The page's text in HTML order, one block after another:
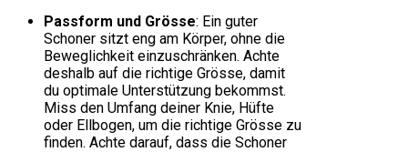
Passform und Grösse: Ein guter
Schoner sitzt eng am Körper, ohne die
Beweglichkeit einzuschränken. Achte
deshalb auf die richtige Grösse, damit
du optimale Unterstützung bekommst.
Miss den Umfang deiner Knie, Hüfte
oder Ellbogen, um die richtige Grösse zu
finden. Achte darauf, dass die Schoner